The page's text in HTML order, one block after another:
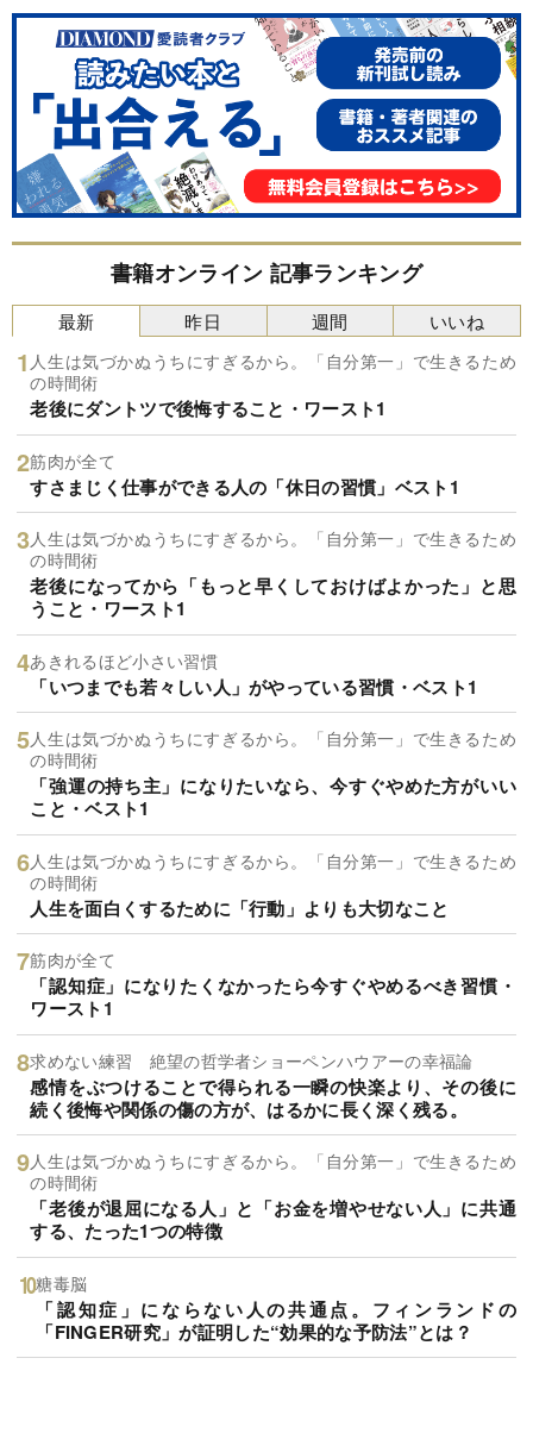
書籍オンライン 記事ランキング
最新
人生は気づかぬうちにすぎるから。「自分第一」で生きるため
の時間術
老後にダントツで後悔すること・ワースト1
筋肉が全て
すさまじく仕事ができる人の「休日の習慣」ベスト1
人生は気づかぬうちにすぎるから。「自分第一」で生きるため
の時間術
老後になってから「もっと早くしておけばよかった」と思
うこと・ワースト1
あきれるほど小さい習慣
「いつまでも若々しい人」がやっている習慣・ベスト1
人生は気づかぬうちにすぎるから。「自分第一」で生きるため
の時間術
「強運の持ち主」になりたいなら、今すぐやめた方がいい
こと・ベスト1
人生は気づかぬうちにすぎるから。「自分第一」で生きるため
の時間術
人生を面白くするために「行動」よりも大切なこと
筋肉が全て
「認知症」になりたくなかったら今すぐやめるべき習慣・
ワースト1
求めない練習 絶望の哲学者ショーペンハウアーの幸福論
感情をぶつけることで得られる一瞬の快楽より、その後に
続く後悔や関係の傷の方が、はるかに長く深く残る。
人生は気づかぬうちにすぎるから。「自分第一」で生きるため
の時間術
「老後が退屈になる人」と「お金を増やせない人」に共通
する、たった1つの特徴
糖毒脳
「認知症」にならない人の共通点。フィンランドの
「FINGER研究」が証明した“効果的な予防法”とは？
昨日 週間 いいね